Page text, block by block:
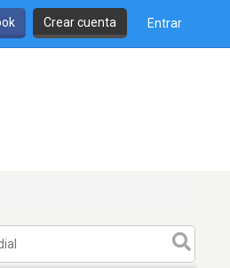
Crear cuenta Entrar